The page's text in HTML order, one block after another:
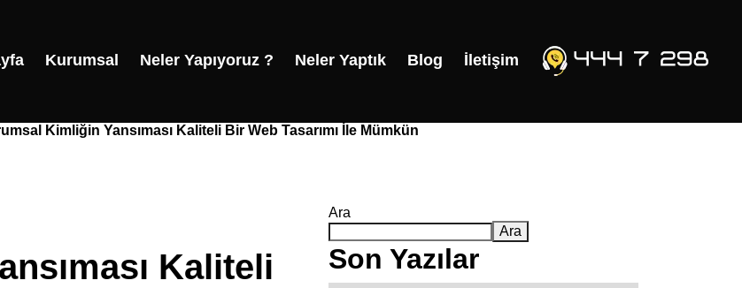
Kurumsal Neler Yapıyoruz ? Neler Yaptık Blog İletişim
Kimliğin Yansıması Kaliteli Bir Web Tasarımı İle Mümkün
Kaliteli
Ara
Ara
Son Yazılar